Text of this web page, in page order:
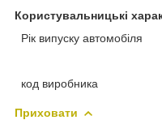
Користувальницькі
Рік випуску автомобіля
код виробника
Приховати